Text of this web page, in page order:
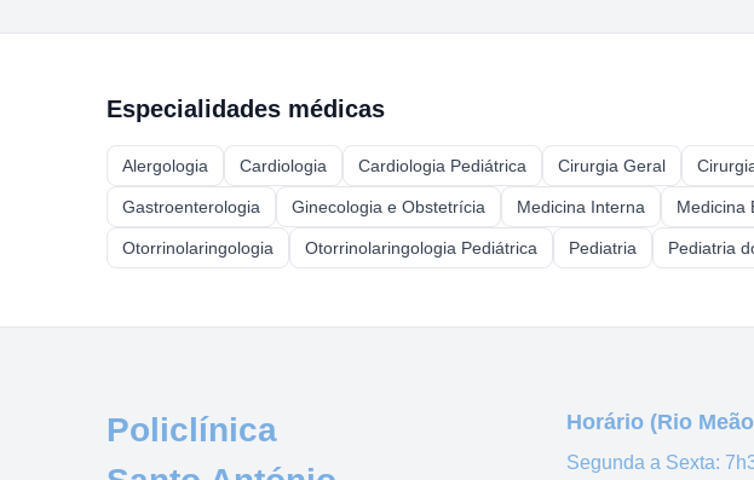
Especialidades médicas
Alergologia Cardiologia Cardiologia Pediátrica Cirurgia Geral
Gastroenterologia Ginecologia e Obstetrícia Medicina Interna Medicina
Otorrinolaringologia Otorrinolaringologia Pediátrica Pediatria Pediatria
Policlínica
Horário (Rio
Segunda a Sexta: